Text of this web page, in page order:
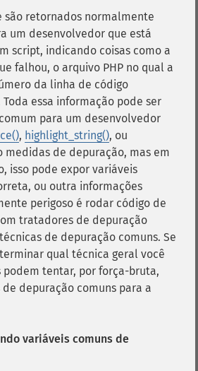
são retornados normalmente
um desenvolvedor que está
script, indicando coisas como a
falhou, o arquivo PHP no qual a
da linha de código
essa informação pode ser
para um desenvolvedor
, highlight_string(), ou
medidas de depuração, mas em
isso pode expor variáveis
ou outra informações
perigoso é rodar código de
tratadores de depuração
de depuração comuns. Se
qual técnica geral você
podem tentar, por força-bruta,
depuração comuns para a
variáveis comuns de